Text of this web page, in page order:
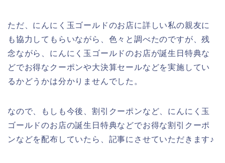
ただ、にんにく玉ゴールドのお店に詳しい私の親友に
も協力してもらいながら、色々と調べたのですが、残
念ながら、にんにく玉ゴールドのお店が誕生日特典な
どでお得なクーポンや大決算セールなどを実施してい
るかどうかは分かりませんでした。
なので、もしも今後、割引クーポンなど、にんにく玉
ゴールドのお店の誕生日特典などでお得な割引クーポ
ンなどを配布していたら、記事にさせていただきます♪